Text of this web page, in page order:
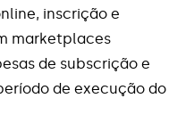
inscrição e
marketplaces
de subscrição e
de execução do